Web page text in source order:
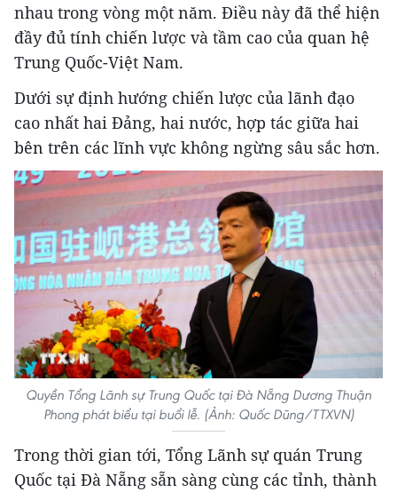
nhau trong vòng một năm. Điều này đã thể hiện
đầy đủ tính chiến lược và tầm cao của quan hệ
Trung Quốc-Việt Nam.
Dưới sự định hướng chiến lược của lãnh đạo
cao nhất hai Đảng, hai nước, hợp tác giữa hai
bên trên các lĩnh vực không ngừng sâu sắc hơn.
Quyền Tổng Lãnh sự Trung Quốc tại Đà Nẵng Dương Thuận
Phong phát biểu tại buổi lễ. (Ảnh: Quốc Dũng/TTXVN)
Trong thời gian tới, Tổng Lãnh sự quán Trung
Quốc tại Đà Nẵng sẵn sàng cùng các tỉnh, thành